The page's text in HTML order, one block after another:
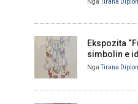
Nga Tirana
Ekspozita
simbolin e
Nga Tirana